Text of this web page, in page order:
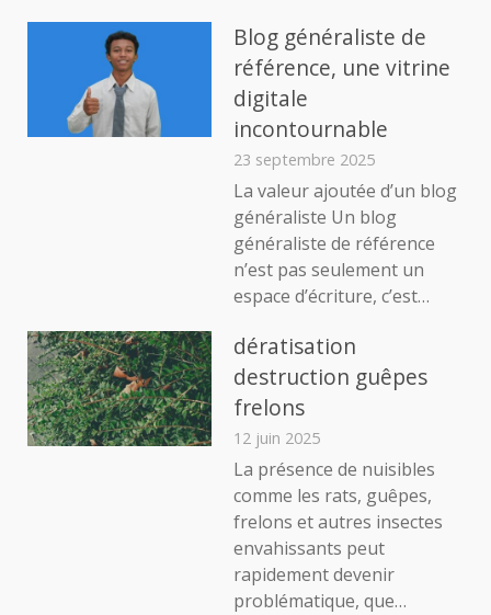
Blog généraliste de
référence, une vitrine
digitale
incontournable
23 septembre 2025
La valeur ajoutée d’un blog
généraliste Un blog
généraliste de référence
n’est pas seulement un
espace d’écriture, c’est…
dératisation
destruction guêpes
frelons
12 juin 2025
La présence de nuisibles
comme les rats, guêpes,
frelons et autres insectes
envahissants peut
rapidement devenir
problématique, que…